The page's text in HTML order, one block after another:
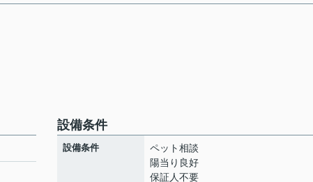
設備条件
設備条件
ペット相談
陽当り良好
保証人不要